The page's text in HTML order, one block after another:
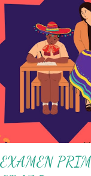
Nueva Escuela
decisiones sobre su
necesidades de la
apropiarse y
espacio. En esta
reflexionen y
en la escuela y con la
identificadas.
EXAMEN